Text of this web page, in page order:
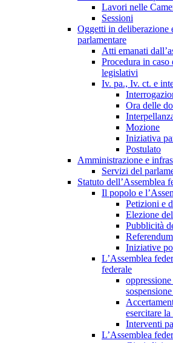
Lavori nelle
Sessioni
Oggetti in deliberazione
parlamentare
Atti emanati
Procedura in
legislativi
Iv. pa., Iv. ct. e
Ora delle
Mozione
Iniziativa
Postulato
Amministrazione e
Servizi del
Statuto dell’Assemblea
Il popolo e
Petizioni e
Elezione
Pubblicità
Referendum
Iniziative
L’Assemblea
federale
esercitare
Interventi
L’Assemblea